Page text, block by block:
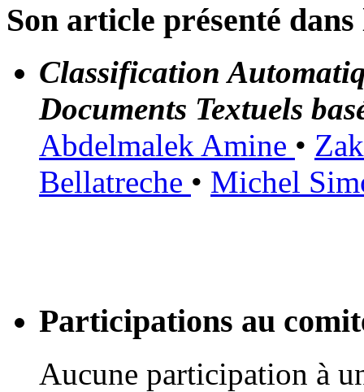
Son article présenté
Classification
Documents Textuels
Abdelmalek Amine •
Bellatreche • Michel
Participations au
Aucune participation à